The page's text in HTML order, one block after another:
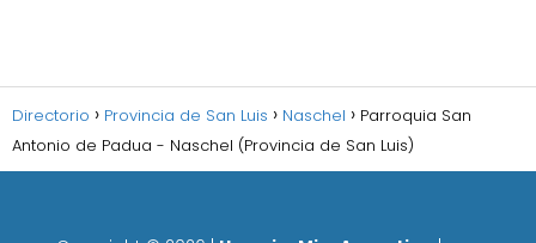
Directorio Provincia de San Luis Naschel
Parroquia San
Antonio de Padua - Naschel (Provincia de San Luis)